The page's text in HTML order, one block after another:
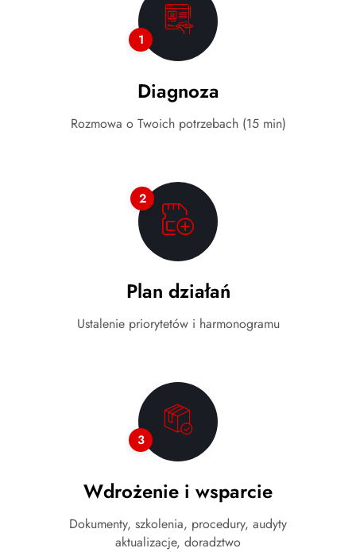
1
Diagnoza
Rozmowa o Twoich potrzebach (15 min)
2
Plan działań
Ustalenie priorytetów i harmonogramu
3
Wdrożenie i wsparcie
Dokumenty, szkolenia, procedury, audyty
aktualizacje, doradztwo